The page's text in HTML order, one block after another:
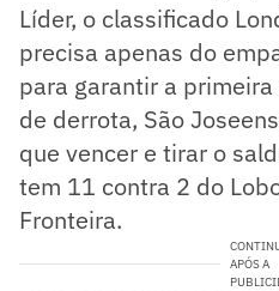
Líder, o classificado
precisa apenas do
para garantir a
de derrota, São
que vencer e tirar o
tem 11 contra 2 do
Fronteira.
APÓS A